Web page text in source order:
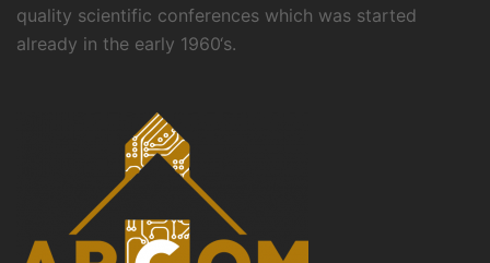
quality scientific conferences which was started
already in the early 1960‘s.